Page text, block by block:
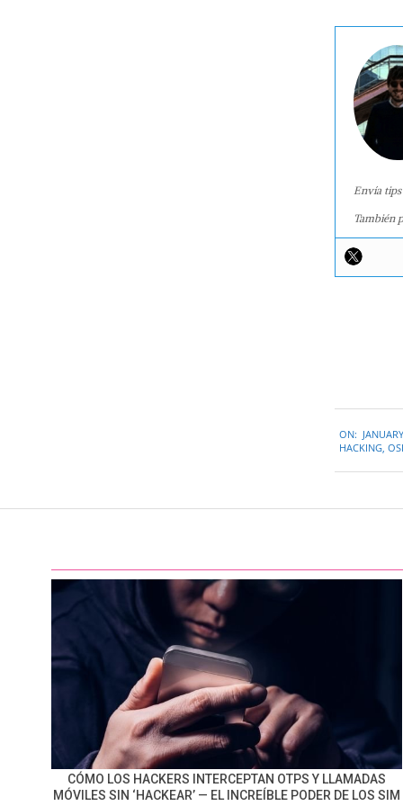
Envía
También
01-
ON:
HACKING OSI
CÓMO LOS HACKERS INTERCEPTAN OTPS Y LLAMADAS
MÓVILES SIN ‘HACKEAR’ — EL INCREÍBLE PODER DE LOS SIM